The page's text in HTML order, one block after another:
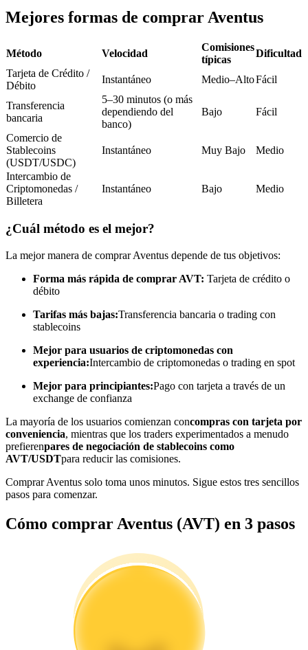
Futuros del USDC
Copiar Trading
Únete a los mejores traders
Disfruta del reparto de beneficios y comisiones de copy trading
Información
Análisis de big data que incluye información comercial, etc.
Mejores formas de comprar Aventus
Método Velocidad
Comisiones
típicas
Dificultad
Tarjeta de Crédito /
Débito
Instantáneo Medio–AltoFácil
Transferencia
bancaria
5–30 minutos (o más
dependiendo del
banco)
Bajo Fácil
Comercio de
Stablecoins
(USDT/USDC)
Instantáneo Muy Bajo Medio
Intercambio de
Criptomonedas /
Billetera
Instantáneo Bajo Medio
¿Cuál método es el mejor?
La mejor manera de comprar Aventus depende de tus objetivos:
Forma más rápida de comprar AVT: Tarjeta de crédito o
débito
Tarifas más bajas:Transferencia bancaria o trading con
stablecoins
Mejor para usuarios de criptomonedas con
experiencia:Intercambio de criptomonedas o trading en spot
Mejor para principiantes:Pago con tarjeta a través de un
exchange de confianza
La mayoría de los usuarios comienzan concompras con tarjeta por
conveniencia, mientras que los traders experimentados a menudo
prefierenpares de negociación de stablecoins como
AVT/USDTpara reducir las comisiones.
Comprar Aventus solo toma unos minutos. Sigue estos tres sencillos
pasos para comenzar.
Cómo comprar Aventus (AVT) en 3 pasos